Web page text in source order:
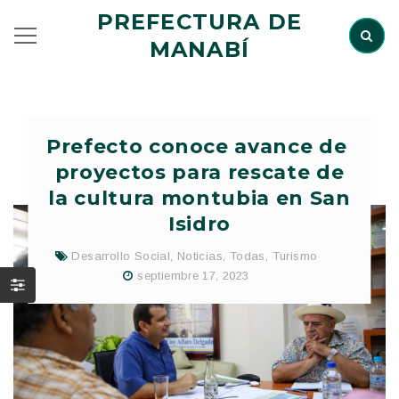
PREFECTURA DE
MANABÍ
Prefecto conoce avance de
proyectos para rescate de
la cultura montubia en San
Isidro
Desarrollo Social Noticias Todas
Turismo
septiembre 17, 2023